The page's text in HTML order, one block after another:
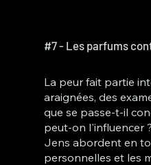
#7 - Les parfums
La peur fait partie
araignées, des
que se passe-t-il
peut-on l'influencer
Jens abordent en
personnelles et les